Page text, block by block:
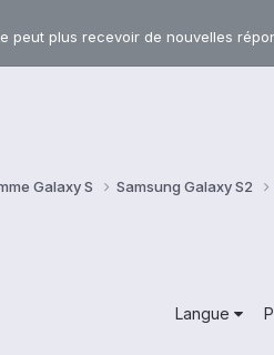
peut plus recevoir de nouvelles
Galaxy S Samsung Galaxy S2
Langue